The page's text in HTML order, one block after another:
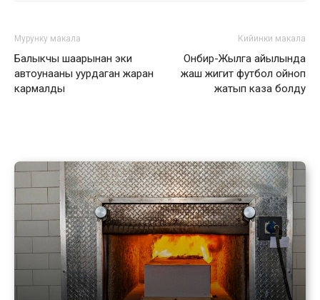
Мурунку макала
Балыкчы шаарынан эки
автоунааны уурдаган жаран
кармалды
Кийинки макала
Онбир-Жылга айылында
жаш жигит футбол ойноп
жатып каза болду